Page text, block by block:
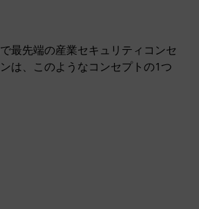
最先端の産業セキュリティコンセ
は、このようなコンセプトの1つ